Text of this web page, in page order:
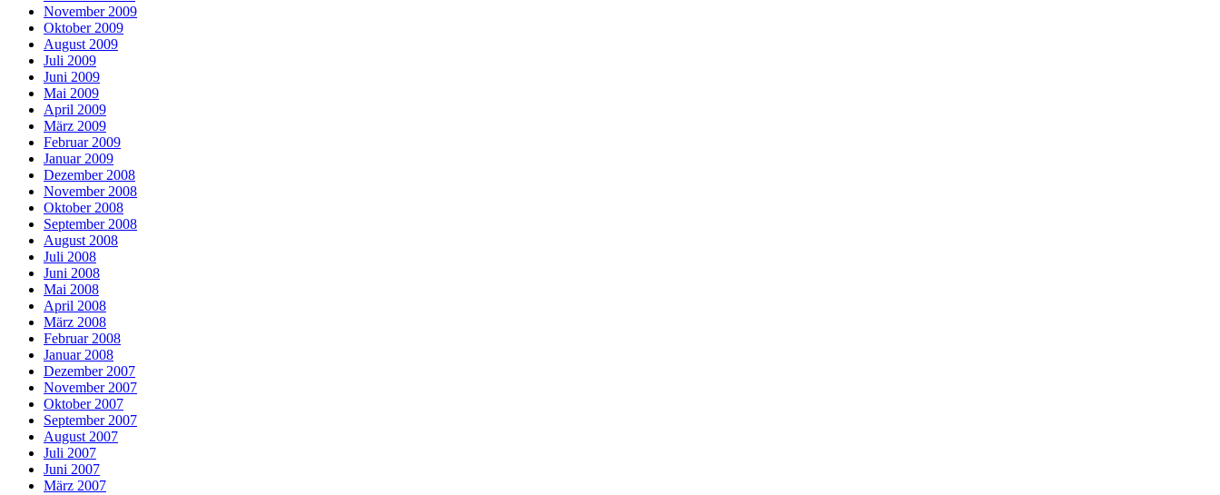
November 2009
Oktober 2009
August 2009
Juli 2009
Juni 2009
Mai 2009
April 2009
März 2009
Februar 2009
Januar 2009
Dezember 2008
November 2008
Oktober 2008
September 2008
August 2008
Juli 2008
Juni 2008
Mai 2008
April 2008
März 2008
Februar 2008
Januar 2008
Dezember 2007
November 2007
Oktober 2007
September 2007
August 2007
Juli 2007
Juni 2007
März 2007